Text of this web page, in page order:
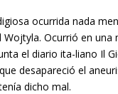
ocurrida nada
Ocurrió en una
el diario ita-liano Il
desapareció el
dicho mal.